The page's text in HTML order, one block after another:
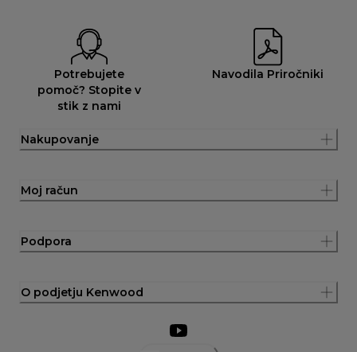
Potrebujete
pomoč? Stopite v
stik z nami
Navodila Priročniki
Nakupovanje
Moj račun
Podpora
O podjetju Kenwood